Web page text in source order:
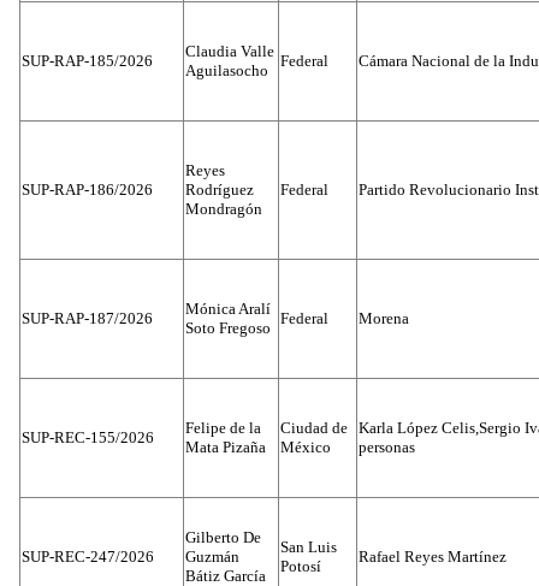
SUP-RAP-185/2026
Claudia Valle
Aguilasocho
Federal Cámara Nacional de la
SUP-RAP-186/2026
Reyes
Rodríguez
Mondragón
Federal Partido Revolucionario
SUP-RAP-187/2026
Mónica Aralí
Soto Fregoso
Federal Morena
SUP-REC-155/2026
Felipe de la
Mata Pizaña
Ciudad de
México
Karla López Celis,Sergio
personas
SUP-REC-247/2026
Gilberto De
Guzmán
Bátiz García
San Luis
Potosí
Rafael Reyes Martínez